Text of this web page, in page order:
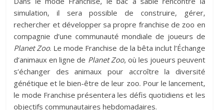
simulation, il sera possible de construire, gérer,
rechercher et développer sa propre franchise de zoo en
compagnie d’une communauté mondiale de joueurs de
Planet Zoo. Le mode Franchise de la bêta inclut l’Échange
d’animaux en ligne de Planet Zoo, où les joueurs peuvent
s’échanger des animaux pour accroître la diversité
génétique et le bien-être de leur zoo. Pour le lancement,
le mode Franchise présentera les défis quotidiens et les
objectifs communautaires hebdomadaires.